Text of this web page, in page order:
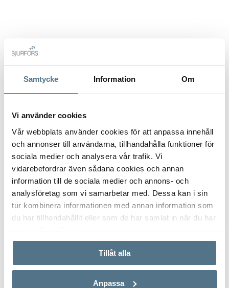
Samtycke Information Om
Vi använder cookies
Vår webbplats använder cookies för att anpassa innehåll
och annonser till användarna, tillhandahålla funktioner för
sociala medier och analysera vår trafik. Vi
vidarebefordrar även sådana cookies och annan
information till de sociala medier och annons- och
analysföretag som vi samarbetar med. Dessa kan i sin
tur kombinera informationen med annan information som
du har tillhandahållit eller som de har samlat in när du har
använt deras tjänster.
Tillåt alla
Anpassa
trädgårdar med en gemensam pool och gym, där du kan få ut
det mesta av din fritid.
Du vet väl att Bjurfors har tillgång till hela utbudet av
bostäder till salu på solkusten, så tveka inte att kontakta oss
ALLA BILDER (8)